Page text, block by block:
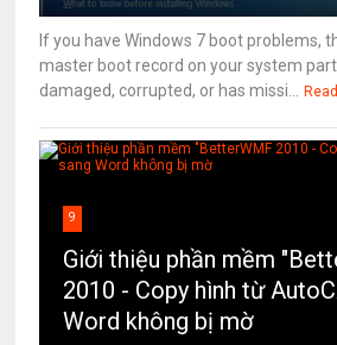
If you have Windows 7 boot problems,
master boot record on your system
damaged, corrupted, or has missi...
9
Giới thiệu phần mềm
2010 - Copy hình từ
Word không bị mờ